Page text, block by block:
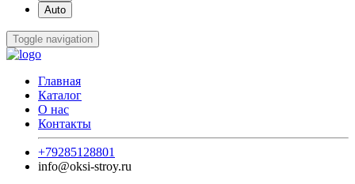
Auto
Toggle navigation
Главная
Каталог
О нас
Контакты
+79285128801
info@oksi-stroy.ru